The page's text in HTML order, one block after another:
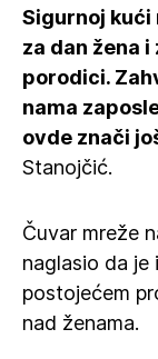
Sigurnoj
za dan žena
porodici.
nama
ovde znači
Stanojčić.
Čuvar mreže
naglasio da
postojećem
nad ženama.